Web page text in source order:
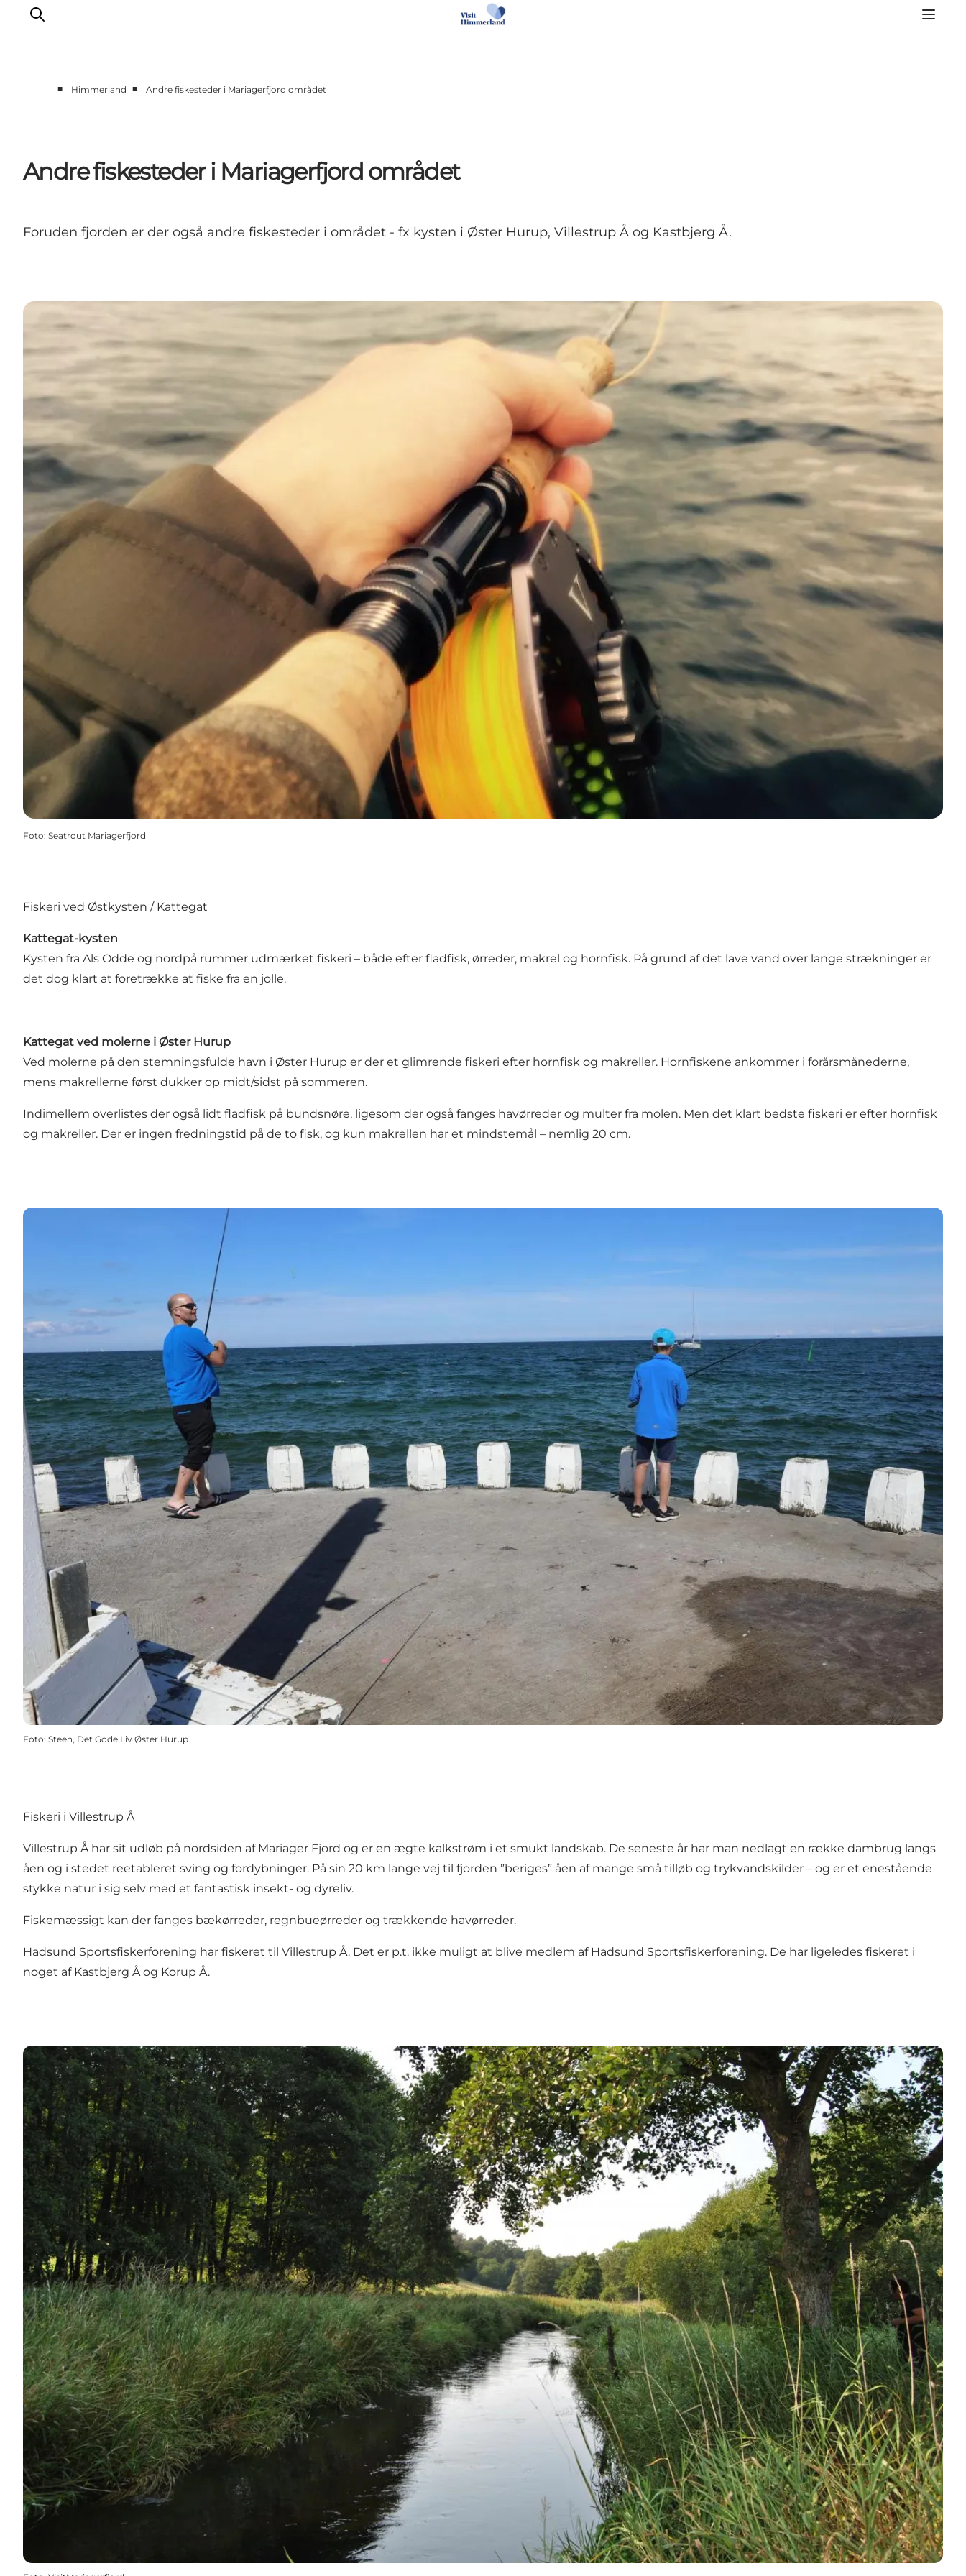
Himmerlandsbyer
DET SKER
Book Oplevelser
Praktisk info
■ Himmerland ■ Andre fiskesteder i Mariagerfjord området
Andre fiskesteder i Mariagerfjord området
Foruden fjorden er der også andre fiskesteder i området - fx kysten i Øster Hurup, Villestrup Å og Kastbjerg Å.
Foto: Seatrout Mariagerfjord
Fiskeri ved Østkysten / Kattegat
Kattegat-kysten
Kysten fra Als Odde og nordpå rummer udmærket fiskeri – både efter fladfisk, ørreder, makrel og hornfisk. På grund af det lave vand over lange strækninger er
det dog klart at foretrække at fiske fra en jolle.
Kattegat ved molerne i Øster Hurup
Ved molerne på den stemningsfulde havn i Øster Hurup er der et glimrende fiskeri efter hornfisk og makreller. Hornfiskene ankommer i forårsmånederne,
mens makrellerne først dukker op midt/sidst på sommeren.
Indimellem overlistes der også lidt fladfisk på bundsnøre, ligesom der også fanges havørreder og multer fra molen. Men det klart bedste fiskeri er efter hornfisk
og makreller. Der er ingen fredningstid på de to fisk, og kun makrellen har et mindstemål – nemlig 20 cm.
Foto: Steen, Det Gode Liv Øster Hurup
Fiskeri i Villestrup Å
Villestrup Å har sit udløb på nordsiden af Mariager Fjord og er en ægte kalkstrøm i et smukt landskab. De seneste år har man nedlagt en række dambrug langs
åen og i stedet reetableret sving og fordybninger. På sin 20 km lange vej til fjorden ”beriges” åen af mange små tilløb og trykvandskilder – og er et enestående
stykke natur i sig selv med et fantastisk insekt- og dyreliv.
Fiskemæssigt kan der fanges bækørreder, regnbueørreder og trækkende havørreder.
Hadsund Sportsfiskerforening har fiskeret til Villestrup Å. Det er p.t. ikke muligt at blive medlem af Hadsund Sportsfiskerforening. De har ligeledes fiskeret i
noget af Kastbjerg Å og Korup Å.